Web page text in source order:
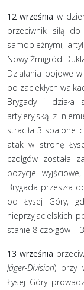
12 września w
przeciwnik siłą
samobieżnymi,
Nowy Żmigród-
Działania bojowe
po zaciekłych
Brygady i działa
artyleryjską z
straciła 3 spalone
atak w stronę
czołgów została
pozycje
Brygada przeszła
od Łysej Góry,
nieprzyjacielskich
stanie 8 czołgów T-
13 września
Jäger-Division) przy
Łysej Góry